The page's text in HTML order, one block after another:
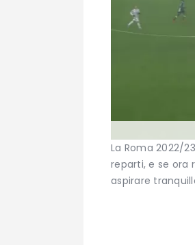
La Roma 2022/
reparti, e se ora
aspirare